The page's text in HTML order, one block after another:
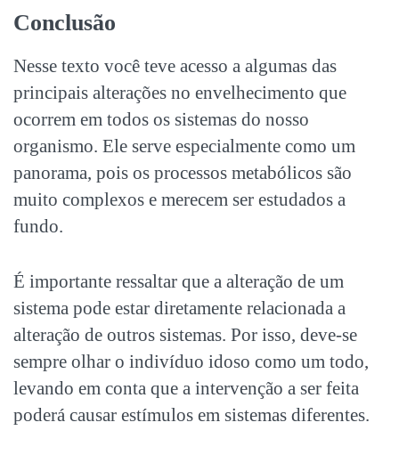
Conclusão
Nesse texto você teve acesso a algumas das
principais alterações no envelhecimento que
ocorrem em todos os sistemas do nosso
organismo. Ele serve especialmente como um
panorama, pois os processos metabólicos são
muito complexos e merecem ser estudados a
fundo.
É importante ressaltar que a alteração de um
sistema pode estar diretamente relacionada a
alteração de outros sistemas. Por isso, deve-se
sempre olhar o indivíduo idoso como um todo,
levando em conta que a intervenção a ser feita
poderá causar estímulos em sistemas diferentes.